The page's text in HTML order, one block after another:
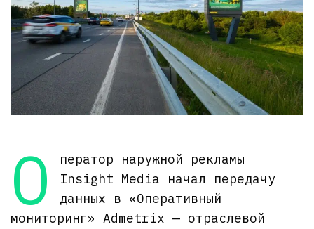
О
ператор наружной рекламы
Insight Media начал передачу
данных в «Оперативный
мониторинг» Admetrix — отраслевой